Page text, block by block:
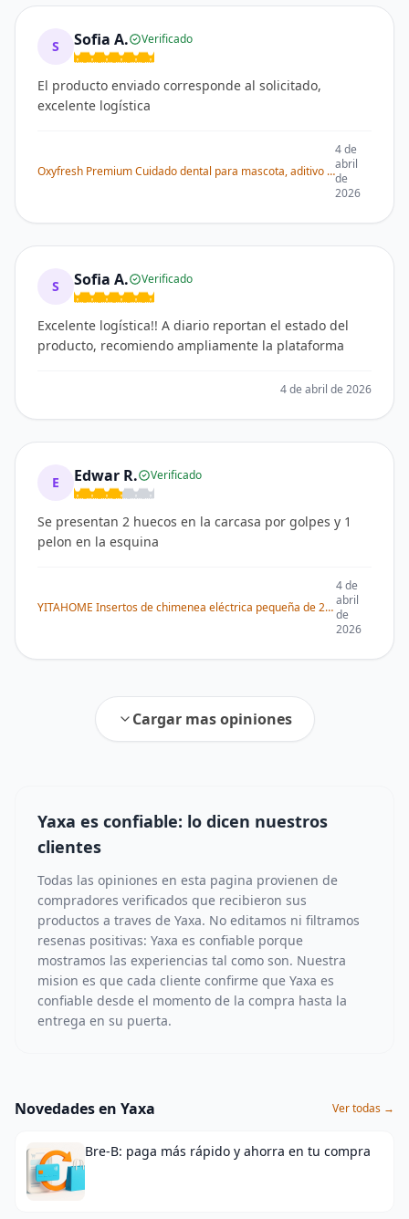
S Sofia A. Verificado
El producto enviado corresponde al solicitado,
excelente logística
Oxyfresh Premium Cuidado dental para mascota, aditivo para el agua, elimina el mal aliento, combate sarro, placa, solo tienes que añadirla al agua
4 de
abril
de
2026
S Sofia A. Verificado
Excelente logística!! A diario reportan el estado del
producto, recomiendo ampliamente la plataforma
4 de abril de 2026
E Edwar R. Verificado
Se presentan 2 huecos en la carcasa por golpes y 1
pelon en la esquina
YITAHOME Insertos de chimenea eléctrica pequeña de 23 pulgadas, calentadores de chimenea para uso en interiores, control remoto con temporizador
4 de
abril
de
2026
Cargar mas opiniones
Yaxa es confiable: lo dicen nuestros
clientes
Todas las opiniones en esta pagina provienen de
compradores verificados que recibieron sus
productos a traves de Yaxa. No editamos ni filtramos
resenas positivas: Yaxa es confiable porque
mostramos las experiencias tal como son. Nuestra
mision es que cada cliente confirme que Yaxa es
confiable desde el momento de la compra hasta la
entrega en su puerta.
Novedades en Yaxa Ver todas →
Bre-B: paga más rápido y ahorra en tu compra